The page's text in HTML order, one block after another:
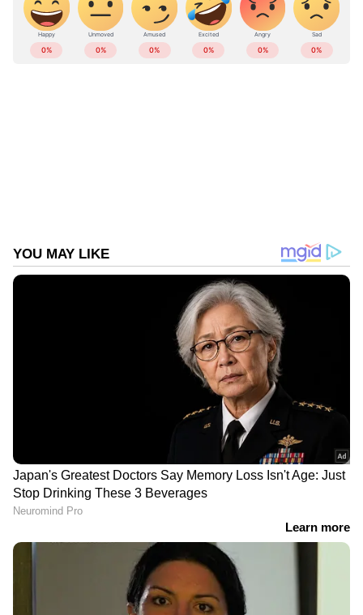
ABOUT THE AUTHOR
ഇന്ത്യയിലെയും ലോകമെമ്പാടുമുള്ള എല്ലാ
India News
തത്സമയ അപ്‌ഡേറ്റുകളും ആഴത്തിലുള്ള
വിശകലനവും സമഗ്രമായ റിപ്പോർട്ടിംഗും —
എല്ലാം ഒരൊറ്റ സ്ഥലത്ത്. ഏത് സമയത്തും,